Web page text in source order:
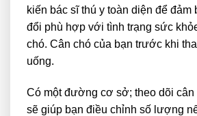
kiến bác sĩ thú y toàn diện để đảm
đổi phù hợp với tình trạng sức
chó. Cân chó của bạn trước khi
uống.
Có một đường cơ sở; theo dõi cân
sẽ giúp bạn điều chỉnh số lượng